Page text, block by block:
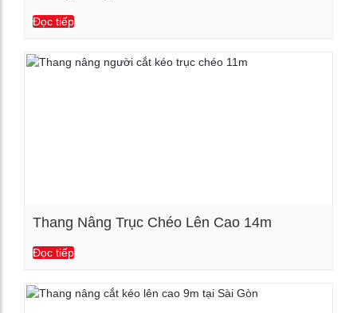
Đọc tiếp
Thang Nâng Trục Chéo Lên Cao 14m
Đọc tiếp